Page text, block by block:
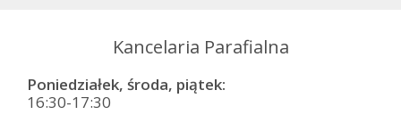
Kancelaria Parafialna
Poniedziałek, środa, piątek:
16:30-17:30